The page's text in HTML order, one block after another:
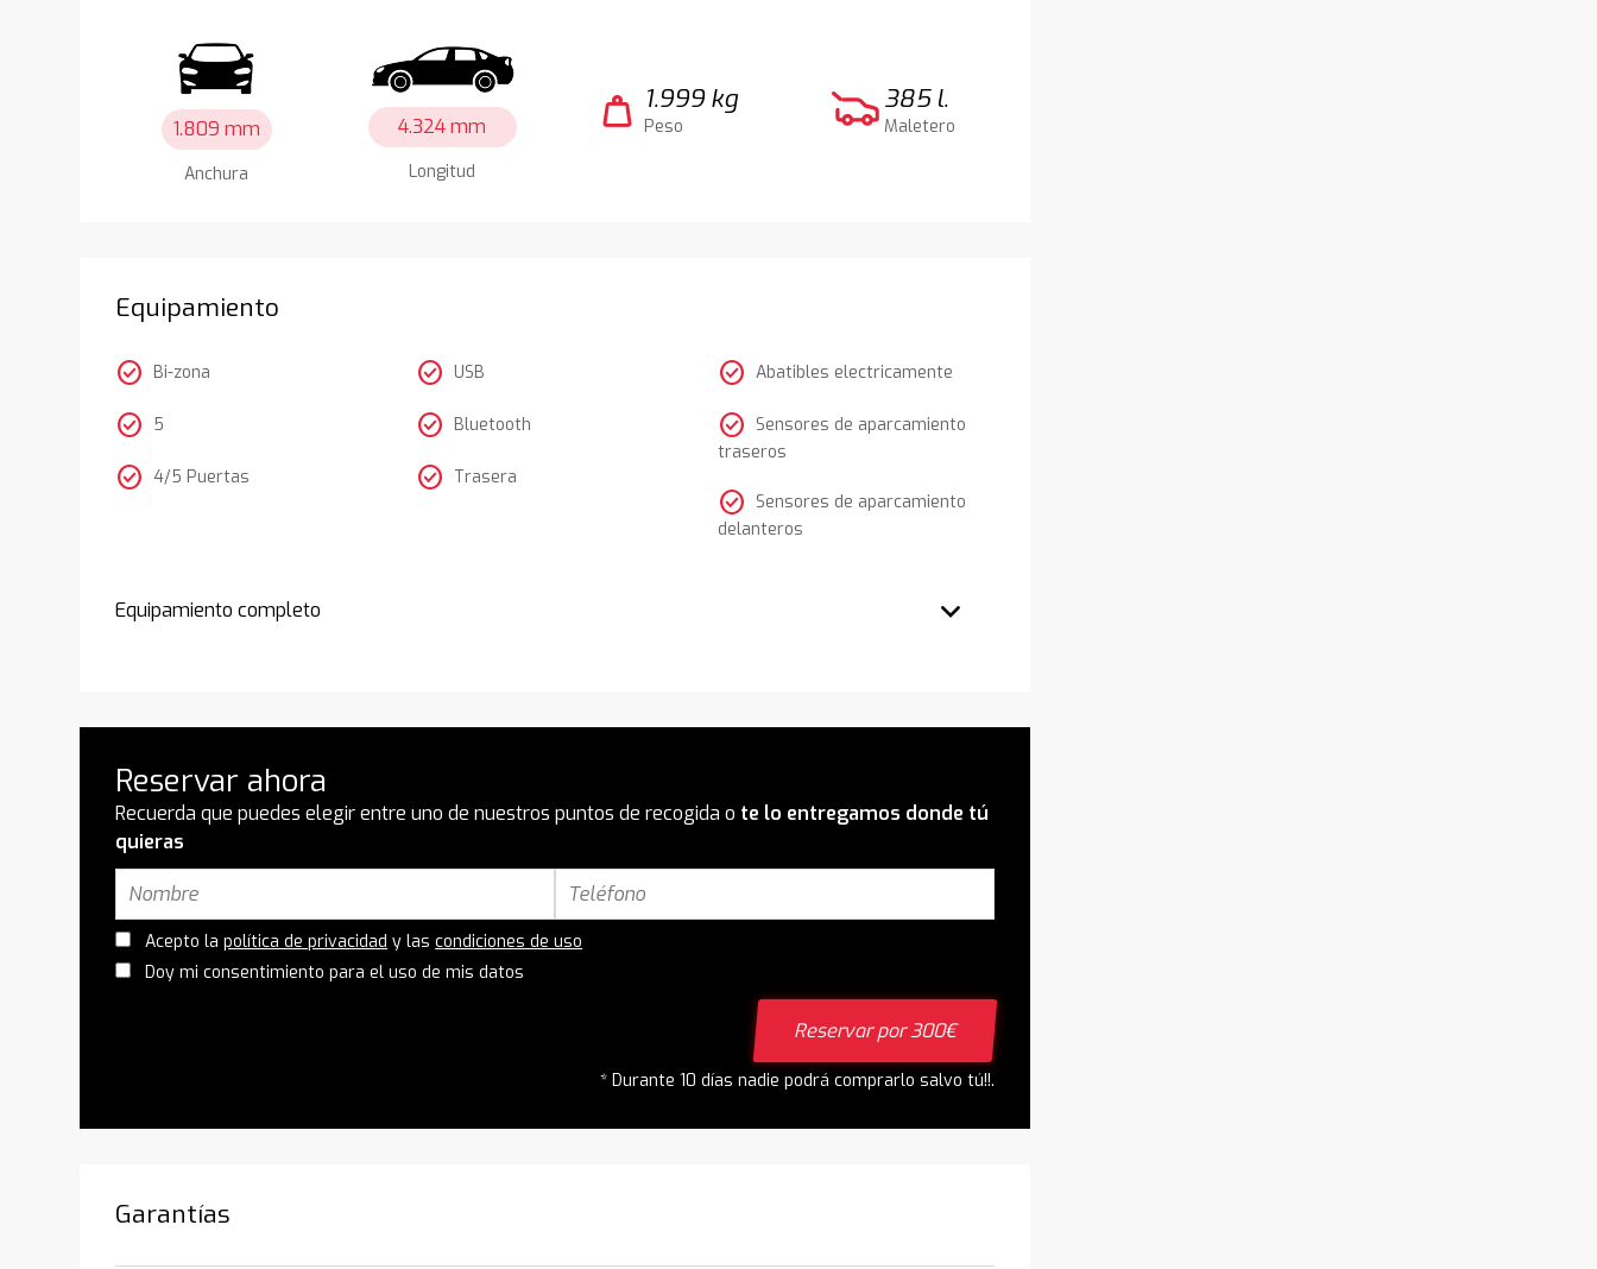
1.809 mm
Anchura
4.324 mm
Longitud
weight 1.999 kg
Peso
385 l.
Maletero
Equipamiento
check_circle Bi-zona
check_circle 5
check_circle 4/5 Puertas
check_circle USB
check_circle Bluetooth
check_circle Trasera
check_circle Abatibles electricamente
check_circle Sensores de aparcamiento
traseros
check_circle Sensores de aparcamiento
delanteros
Equipamiento completo
Reservar ahora
Recuerda que puedes elegir entre uno de nuestros puntos de recogida o te lo entregamos donde tú
quieras
Acepto lapolítica de privacidad y lascondiciones de uso
Doy mi consentimiento para el uso de mis datos
Reservar por 300€
* Durante 10 días nadie podrá comprarlo salvo tú!!.
Garantías